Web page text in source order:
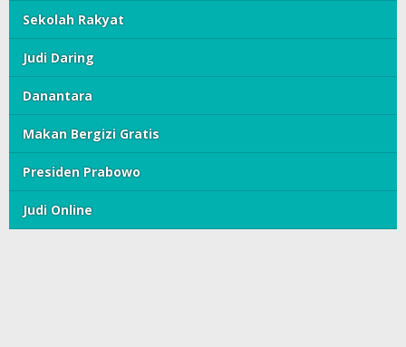
Sekolah Rakyat
Judi Daring
Danantara
Makan Bergizi Gratis
Presiden Prabowo
Judi Online